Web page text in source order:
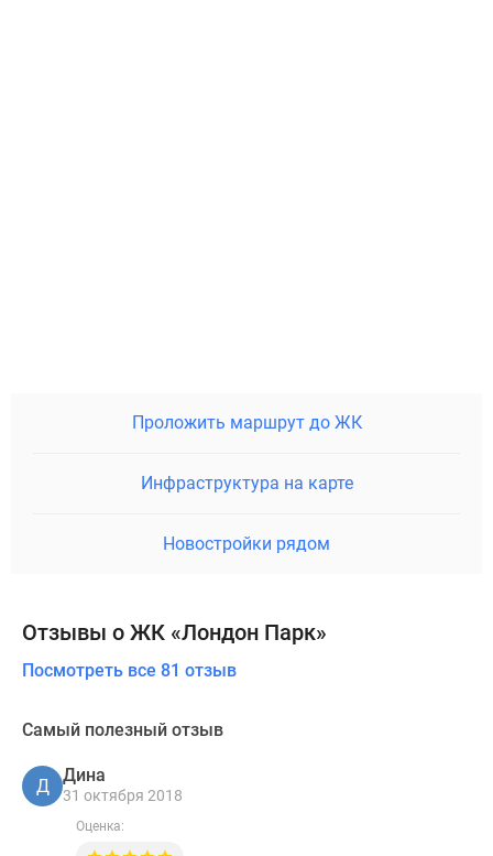
Проложить маршрут до ЖК
Инфраструктура на карте
Новостройки рядом
Отзывы о ЖК «Лондон Парк»
Посмотреть все 81 отзыв
Самый полезный отзыв
Д
Дина
31 октября 2018
Оценка: